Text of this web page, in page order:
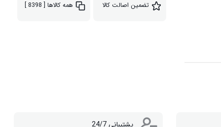
تضمین اصالت کالا همه کالاها [ 8398 ]
پشتیبانی 24/7